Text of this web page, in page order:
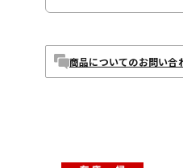
商品についてのお問い合